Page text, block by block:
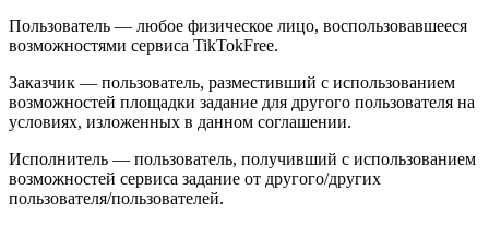
Пользователь — любое физическое лицо, воспользовавшееся
возможностями сервиса TikTokFree.
Заказчик — пользователь, разместивший с использованием
возможностей площадки задание для другого пользователя на
условиях, изложенных в данном соглашении.
Исполнитель — пользователь, получивший с использованием
возможностей сервиса задание от другого/других
пользователя/пользователей.